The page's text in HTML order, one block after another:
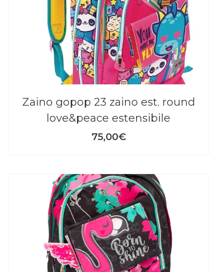
zaino gopop 23 zaino est. round
love&peace estensibile
75,00€